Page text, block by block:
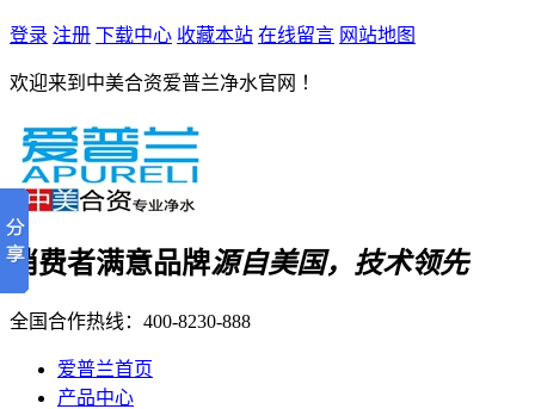
登录 注册 下载中心 收藏本站 在线留言 网站地图
欢迎来到中美合资爱普兰净水官网 ！
消费者满意品牌源自美国，技术领先
全国合作热线： 400-8230-888
爱普兰首页
产品中心